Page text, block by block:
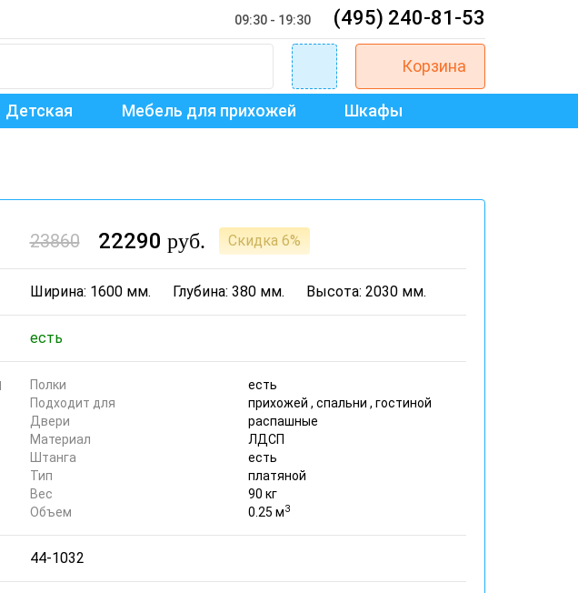
09:30 - 19:30 (495) 240-81-53
Корзина
Детская Мебель для прихожей Шкафы
23860 22290 руб. Скидка 6%
Ширина: 1600 мм. Глубина: 380 мм. Высота: 2030 мм.
есть
Полки
есть
Подходит для
прихожей , спальни , гостиной
Двери
распашные
Материал
ЛДСП
Штанга
есть
Тип
платяной
Вес
90 кг
Объем
0.25 м3
44-1032